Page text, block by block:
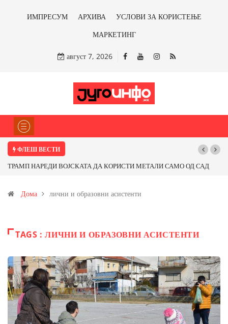
ИМПРЕСУМ АРХИВА
УСЛОВИ ЗА КОРИСТЕЊЕ
МАРКЕТИНГ
август 7, 2026
ФЛЕШ ВЕСТИ
ТРАМП НАРЕДИ ВОЈСКАТА ДА КОРИСТИ МЕТАЛИ САМО ОД САД
Иловица и со антимонот?
Дома лични и образовни асистенти
TAGS : ЛИЧНИ И ОБРАЗОВНИ АСИСТЕНТИ